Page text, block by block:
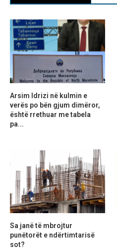
Arsim Idrizi në kulmin e
verës po bën gjum dimëror,
është rrethuar me tabela
pa...
Sa janë të mbrojtur
punëtorët e ndërtimtarisë
sot?